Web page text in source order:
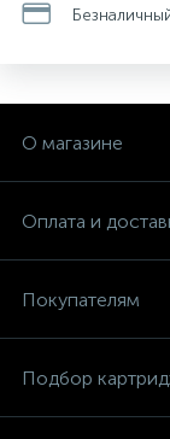
О магазине
Оплата и
Покупателям
Подбор